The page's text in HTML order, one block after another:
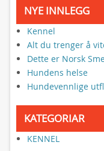
NYE INNLEGG
Kennel
Alt du trenger å
Dette er Norsk
Hundens helse
Hundevennlige
KATEGORIAR
KENNEL